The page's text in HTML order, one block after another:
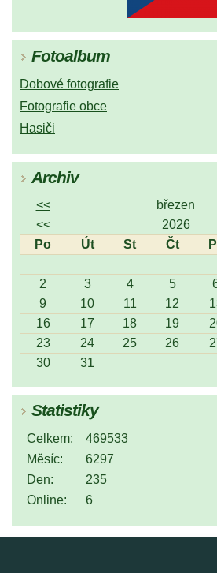
Fotoalbum
Dobové fotografie
Fotografie obce
Hasiči
Archiv
<< březen
<<
2026
Po
Út St Čt
2
3 4 5
9
10 11 12
16
17 18 19
23
24 25 26
30
31
Statistiky
Online: 6
Celkem:
469533
Měsíc:
6297
Den:
235